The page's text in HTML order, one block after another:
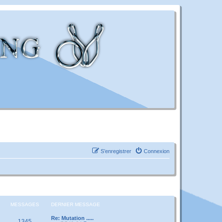
Connexion
S’enregistrer
MESSAGES DERNIER MESSAGE
Re: Mutation .....